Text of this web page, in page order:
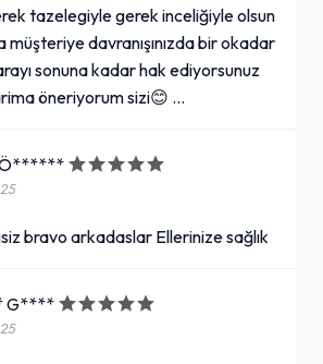
tazelegiyle gerek inceliğiyle olsun
davranışınızda bir okadar
sonuna kadar hak ediyorsunuz
öneriyorum sizi😊 …
bravo arkadaslar Ellerinize sağlık
G****